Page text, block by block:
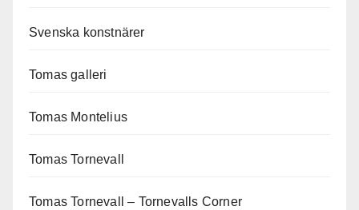
Svenska konstnärer
Tomas galleri
Tomas Montelius
Tomas Tornevall
Tomas Tornevall – Tornevalls Corner